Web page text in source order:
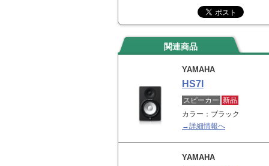
関連商品
YAMAHA
HS7I
スピーカー 新品
カラー：ブラック
→詳細情報へ
YAMAHA